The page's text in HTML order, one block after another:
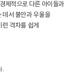
제적으로 다른 아이들과
데서 불안과 우울을
격차를 쉽게
.